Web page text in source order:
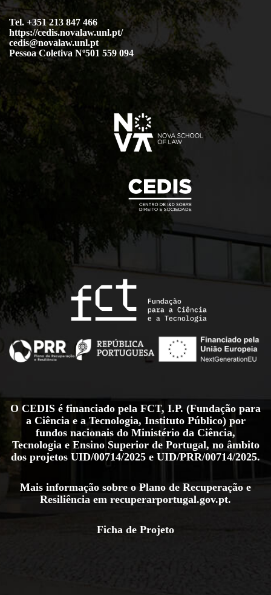
Tel. +351 213 847 466
https://cedis.novalaw.unl.pt/
cedis@novalaw.unl.pt
Pessoa Coletiva Nº501 559 094
O CEDIS é financiado pela FCT, I.P. (Fundação para
a Ciência e a Tecnologia, Instituto Público) por
fundos nacionais do Ministério da Ciência,
Tecnologia e Ensino Superior de Portugal, no âmbito
dos projetos UID/00714/2025 e UID/PRR/00714/2025.
Mais informação sobre o Plano de Recuperação e
Resiliência em recuperarportugal.gov.pt.
Ficha de Projeto